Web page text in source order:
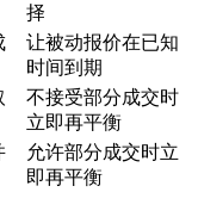
择
让被动报价在已知
时间到期
不接受部分成交时
立即再平衡
允许部分成交时立
即再平衡